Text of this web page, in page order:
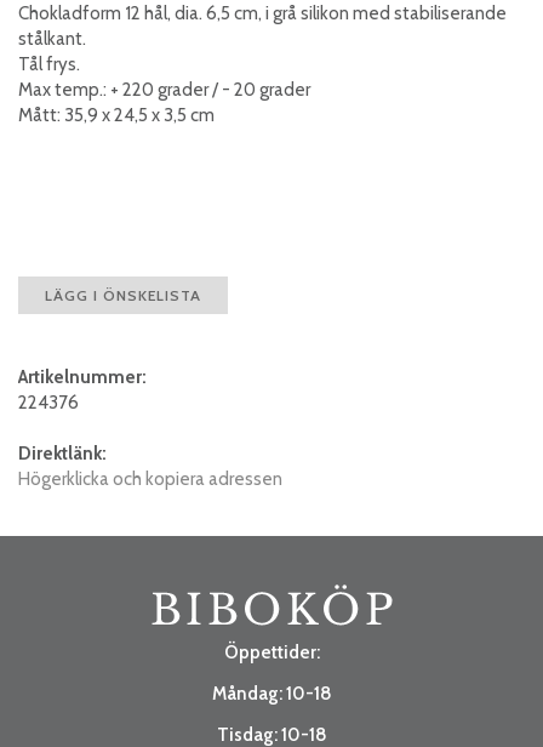
Chokladform 12 hål, dia. 6,5 cm, i grå silikon med stabiliserande
stålkant.
Tål frys.
Max temp.: + 220 grader / - 20 grader
Mått: 35,9 x 24,5 x 3,5 cm
LÄGG I ÖNSKELISTA
Artikelnummer:
224376
Direktlänk:
Högerklicka och kopiera adressen
Öppettider:
Måndag: 10-18
Tisdag: 10-18